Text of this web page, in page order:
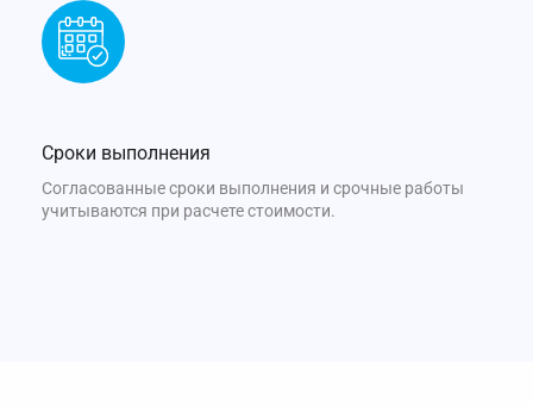
Сроки выполнения
Согласованные сроки выполнения и срочные работы
учитываются при расчете стоимости.